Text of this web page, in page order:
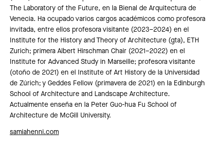
The Laboratory of the Future, en la Bienal de Arquitectura de
Venecia. Ha ocupado varios cargos académicos como profesora
invitada, entre ellos profesora visitante (2023–2024) en el
Institute for the History and Theory of Architecture (gta), ETH
Zurich; primera Albert Hirschman Chair (2021–2022) en el
Institute for Advanced Study in Marseille; profesora visitante
(otoño de 2021) en el Institute of Art History de la Universidad
de Zúrich; y Geddes Fellow (primavera de 2021) en la Edinburgh
School of Architecture and Landscape Architecture.
Actualmente enseña en la Peter Guo-hua Fu School of
Architecture de McGill University.
samiahenni.com